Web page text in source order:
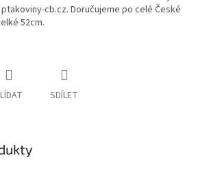
cb.cz. Doručujeme po celé České
52cm.
SDÍLET